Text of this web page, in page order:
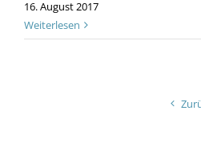
16. August 2017
Weiterlesen